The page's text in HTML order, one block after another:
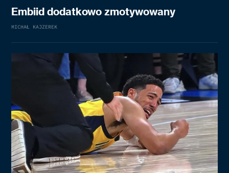
Embiid dodatkowo zmotywowany
MICHAŁ KAJZEREK